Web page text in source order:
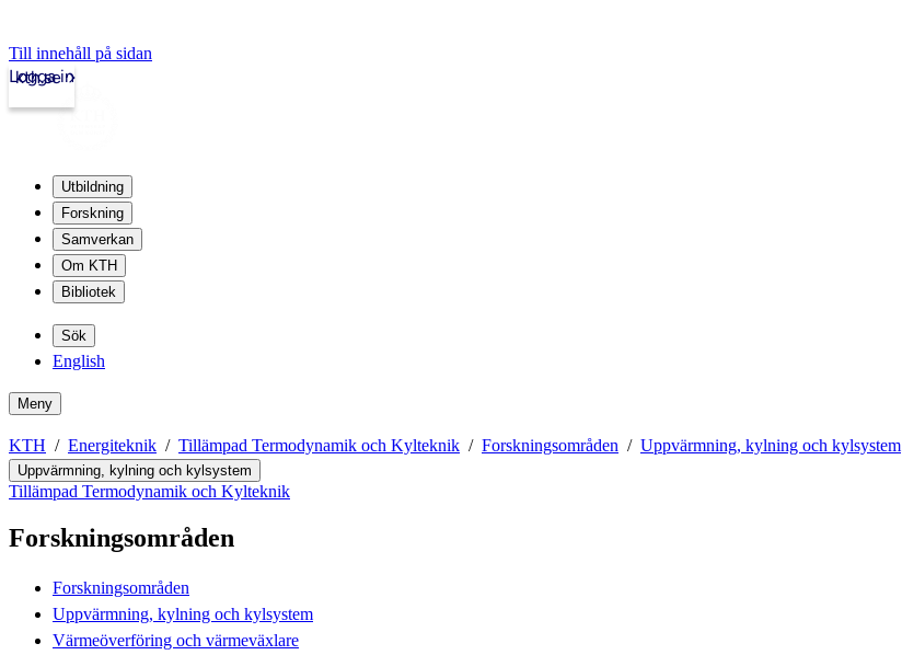
Till innehåll på sidan
kth.se
Logga in
Utbildning
Forskning
Samverkan
Om KTH
Bibliotek
Sök
English
Meny
KTH Energiteknik Tillämpad Termodynamik och Kylteknik Forskningsområden Uppvärmning, kylning och kylsystem
Uppvärmning, kylning och kylsystem
Tillämpad Termodynamik och Kylteknik
Forskningsområden
Forskningsområden
Uppvärmning, kylning och kylsystem
Värmeöverföring och värmeväxlare